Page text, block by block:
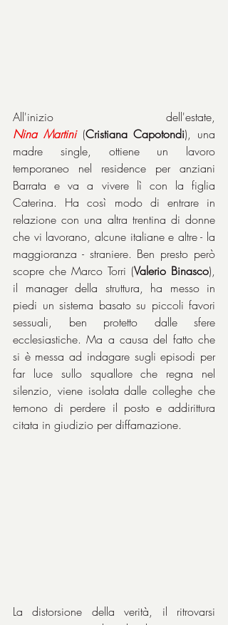
Nina Martini (Cristiana Capotondi), una
madre single, ottiene un lavoro
temporaneo nel residence per anziani
Barrata e va a vivere lì con la figlia
Caterina. Ha così modo di entrare in
relazione con una altra trentina di donne
che vi lavorano, alcune italiane e altre - la
maggioranza - straniere. Ben presto però
scopre che Marco Torri (Valerio Binasco),
il manager della struttura, ha messo in
piedi un sistema basato su piccoli favori
sessuali, ben protetto dalle sfere
ecclesiastiche. Ma a causa del fatto che
si è messa ad indagare sugli episodi per
far luce sullo squallore che regna nel
silenzio, viene isolata dalle colleghe che
temono di perdere il posto e addirittura
citata in giudizio per diffamazione.
La distorsione della verità, il ritrovarsi